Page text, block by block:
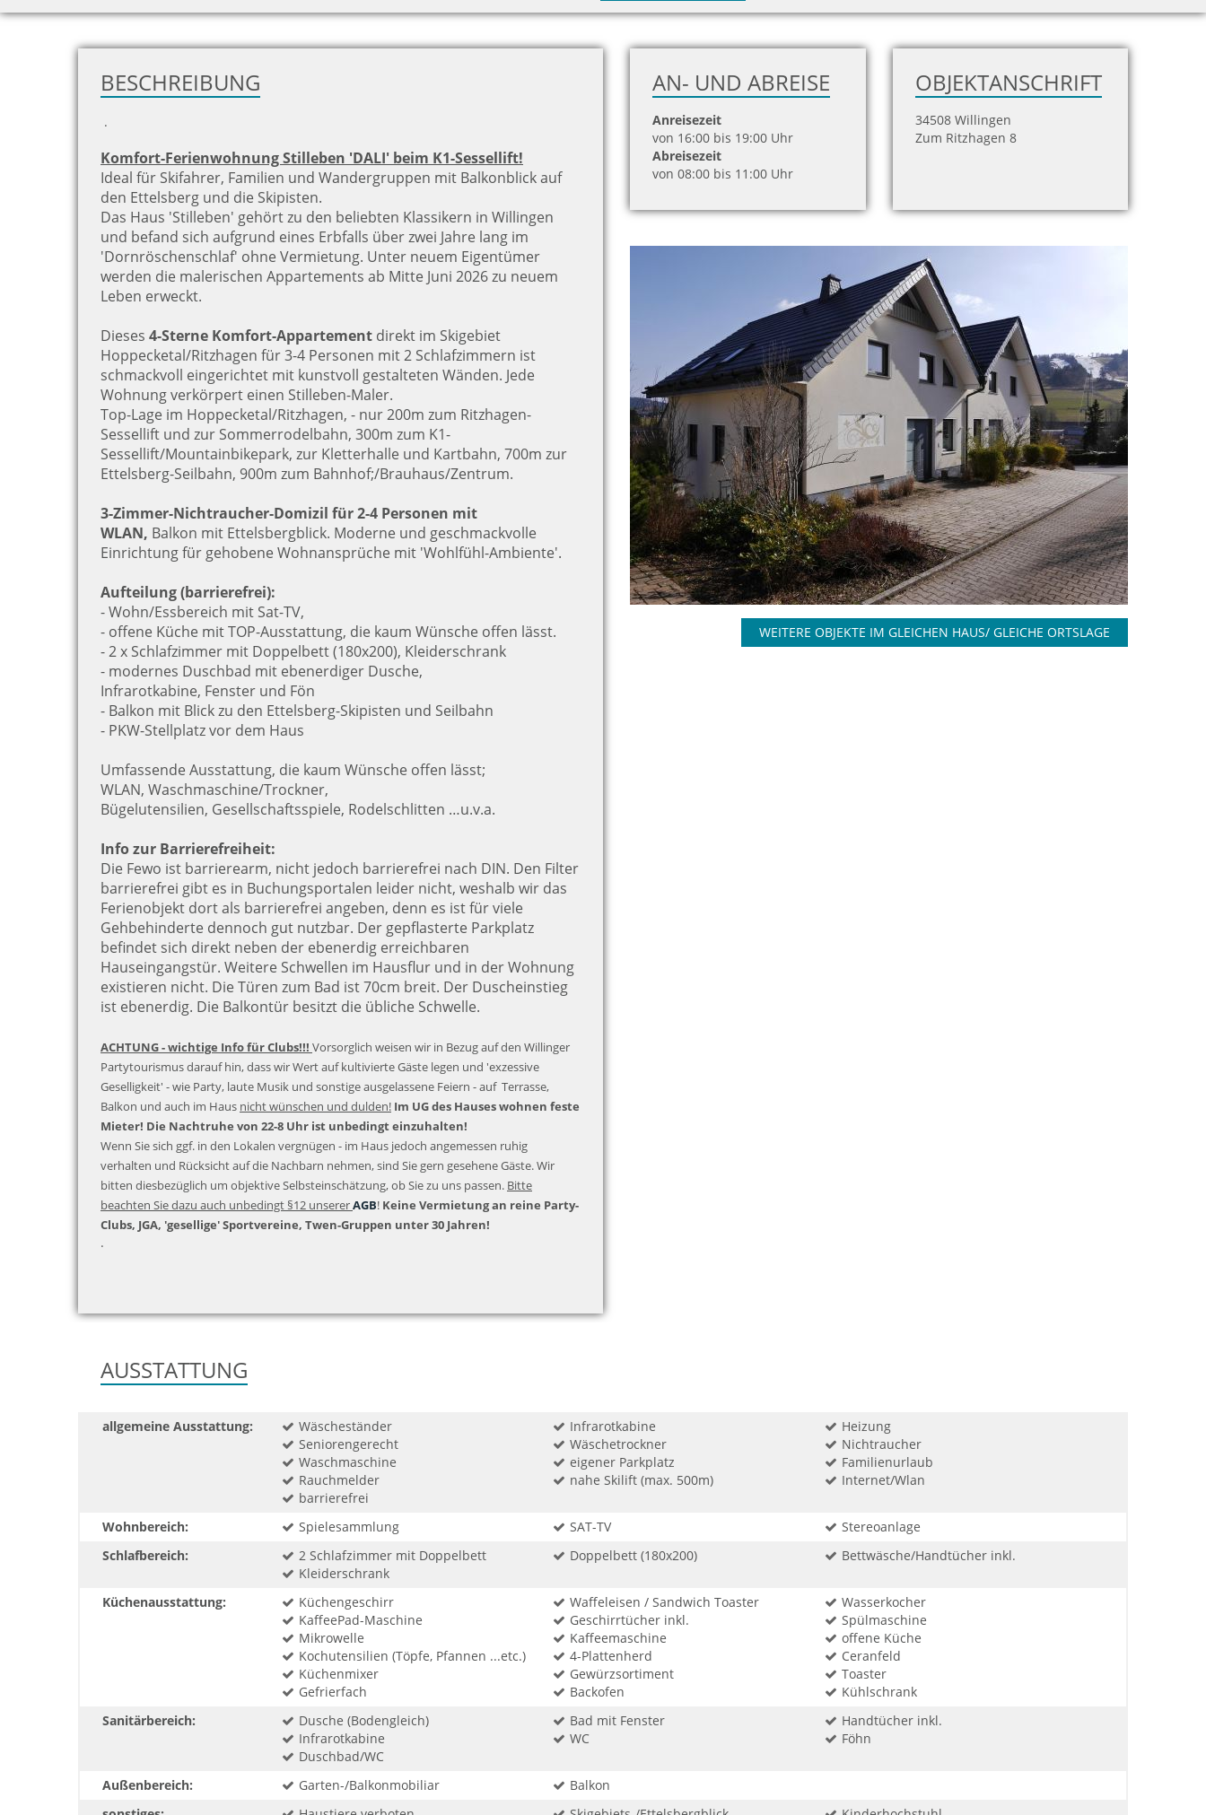
BESCHREIBUNG
.
Komfort-Ferienwohnung Stilleben 'DALI' beim K1-Sessellift!
Ideal für Skifahrer, Familien und Wandergruppen mit Balkonblick auf
den Ettelsberg und die Skipisten.
Das Haus 'Stilleben' gehört zu den beliebten Klassikern in Willingen
und befand sich aufgrund eines Erbfalls über zwei Jahre lang im
'Dornröschenschlaf' ohne Vermietung. Unter neuem Eigentümer
werden die malerischen Appartements ab Mitte Juni 2026 zu neuem
Leben erweckt.
Dieses 4-Sterne Komfort-Appartement direkt im Skigebiet
Hoppecketal/Ritzhagen für 3-4 Personen mit 2 Schlafzimmern ist
schmackvoll eingerichtet mit kunstvoll gestalteten Wänden. Jede
Wohnung verkörpert einen Stilleben-Maler.
Top-Lage im Hoppecketal/Ritzhagen, - nur 200m zum Ritzhagen-
Sessellift und zur Sommerrodelbahn, 300m zum K1-
Sessellift/Mountainbikepark, zur Kletterhalle und Kartbahn, 700m zur
Ettelsberg-Seilbahn, 900m zum Bahnhof;/Brauhaus/Zentrum.
3-Zimmer-Nichtraucher-Domizil für 2-4 Personen mit
WLAN, Balkon mit Ettelsbergblick. Moderne und geschmackvolle
Einrichtung für gehobene Wohnansprüche mit 'Wohlfühl-Ambiente'.
Aufteilung (barrierefrei):
- Wohn/Essbereich mit Sat-TV,
- offene Küche mit TOP-Ausstattung, die kaum Wünsche offen lässt.
- 2 x Schlafzimmer mit Doppelbett (180x200), Kleiderschrank
- modernes Duschbad mit ebenerdiger Dusche,
Infrarotkabine, Fenster und Fön
- Balkon mit Blick zu den Ettelsberg-Skipisten und Seilbahn
- PKW-Stellplatz vor dem Haus
Umfassende Ausstattung, die kaum Wünsche offen lässt;
WLAN, Waschmaschine/Trockner,
Bügelutensilien, Gesellschaftsspiele, Rodelschlitten …u.v.a.
Info zur Barrierefreiheit:
Die Fewo ist barrierearm, nicht jedoch barrierefrei nach DIN. Den Filter
barrierefrei gibt es in Buchungsportalen leider nicht, weshalb wir das
Ferienobjekt dort als barrierefrei angeben, denn es ist für viele
Gehbehinderte dennoch gut nutzbar. Der gepflasterte Parkplatz
befindet sich direkt neben der ebenerdig erreichbaren
Hauseingangstür. Weitere Schwellen im Hausflur und in der Wohnung
existieren nicht. Die Türen zum Bad ist 70cm breit. Der Duscheinstieg
ist ebenerdig. Die Balkontür besitzt die übliche Schwelle.
ACHTUNG - wichtige Info für Clubs!!! Vorsorglich weisen wir in Bezug auf den Willinger
Partytourismus darauf hin, dass wir Wert auf kultivierte Gäste legen und 'exzessive
Geselligkeit' - wie Party, laute Musik und sonstige ausgelassene Feiern - auf Terrasse,
Balkon und auch im Haus nicht wünschen und dulden! Im UG des Hauses wohnen feste
Mieter! Die Nachtruhe von 22-8 Uhr ist unbedingt einzuhalten!
Wenn Sie sich ggf. in den Lokalen vergnügen - im Haus jedoch angemessen ruhig
verhalten und Rücksicht auf die Nachbarn nehmen, sind Sie gern gesehene Gäste. Wir
bitten diesbezüglich um objektive Selbsteinschätzung, ob Sie zu uns passen. Bitte
beachten Sie dazu auch unbedingt §12 unsererAGB! Keine Vermietung an reine Party-
Clubs, JGA, 'gesellige' Sportvereine, Twen-Gruppen unter 30 Jahren!
.
AN- UND ABREISE
Anreisezeit
von 16:00 bis 19:00 Uhr
Abreisezeit
von 08:00 bis 11:00 Uhr
OBJEKTANSCHRIFT
34508 Willingen
Zum Ritzhagen 8
WEITERE OBJEKTE IM GLEICHEN HAUS/ GLEICHE ORTSLAGE
zur
AUSSTATTUNG
allgemeine Ausstattung: Wäscheständer Infrarotkabine
Heizung
Seniorengerecht
Wäschetrockner
Nichtraucher
Waschmaschine
eigener Parkplatz
Familienurlaub
Rauchmelder
nahe Skilift (max. 500m)
Internet/Wlan
barrierefrei
Wohnbereich:
Spielesammlung SAT-TV
Stereoanlage
Schlafbereich:
2 Schlafzimmer mit Doppelbett Doppelbett (180x200)
Bettwäsche/Handtücher inkl.
Kleiderschrank
Küchenausstattung:
Küchengeschirr Waffeleisen / Sandwich Toaster
Wasserkocher
KaffeePad-Maschine
Geschirrtücher inkl.
Spülmaschine
Mikrowelle
Kaffeemaschine
offene Küche
Kochutensilien (Töpfe, Pfannen ...etc.)
4-Plattenherd
Ceranfeld
Küchenmixer
Gewürzsortiment
Toaster
Gefrierfach
Backofen
Kühlschrank
Sanitärbereich:
Dusche (Bodengleich) Bad mit Fenster
Handtücher inkl.
Infrarotkabine
WC
Föhn
Duschbad/WC
Außenbereich:
Garten-/Balkonmobiliar
Balkon